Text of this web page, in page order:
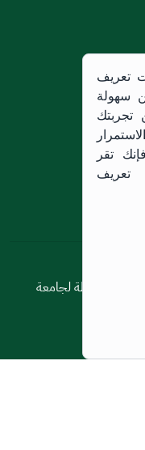
© 2026 جميع الحقوق محفوظة لجامعة
تعريف
سهولة
تجربتك
تقر
تعريف